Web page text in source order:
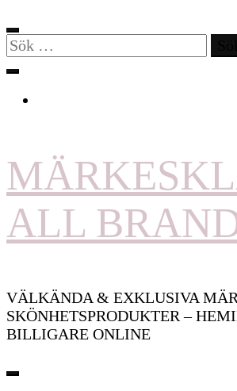
Sök
efter:
ALL
VÄLKÄNDA & EXKLUSIVA
SKÖNHETSPRODUKTER –
BILLIGARE ONLINE